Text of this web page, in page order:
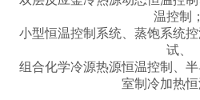
温控制；
小型恒温控制系统、蒸饱系统
试、
组合化学冷源热源恒温控制、
室制冷加热恒